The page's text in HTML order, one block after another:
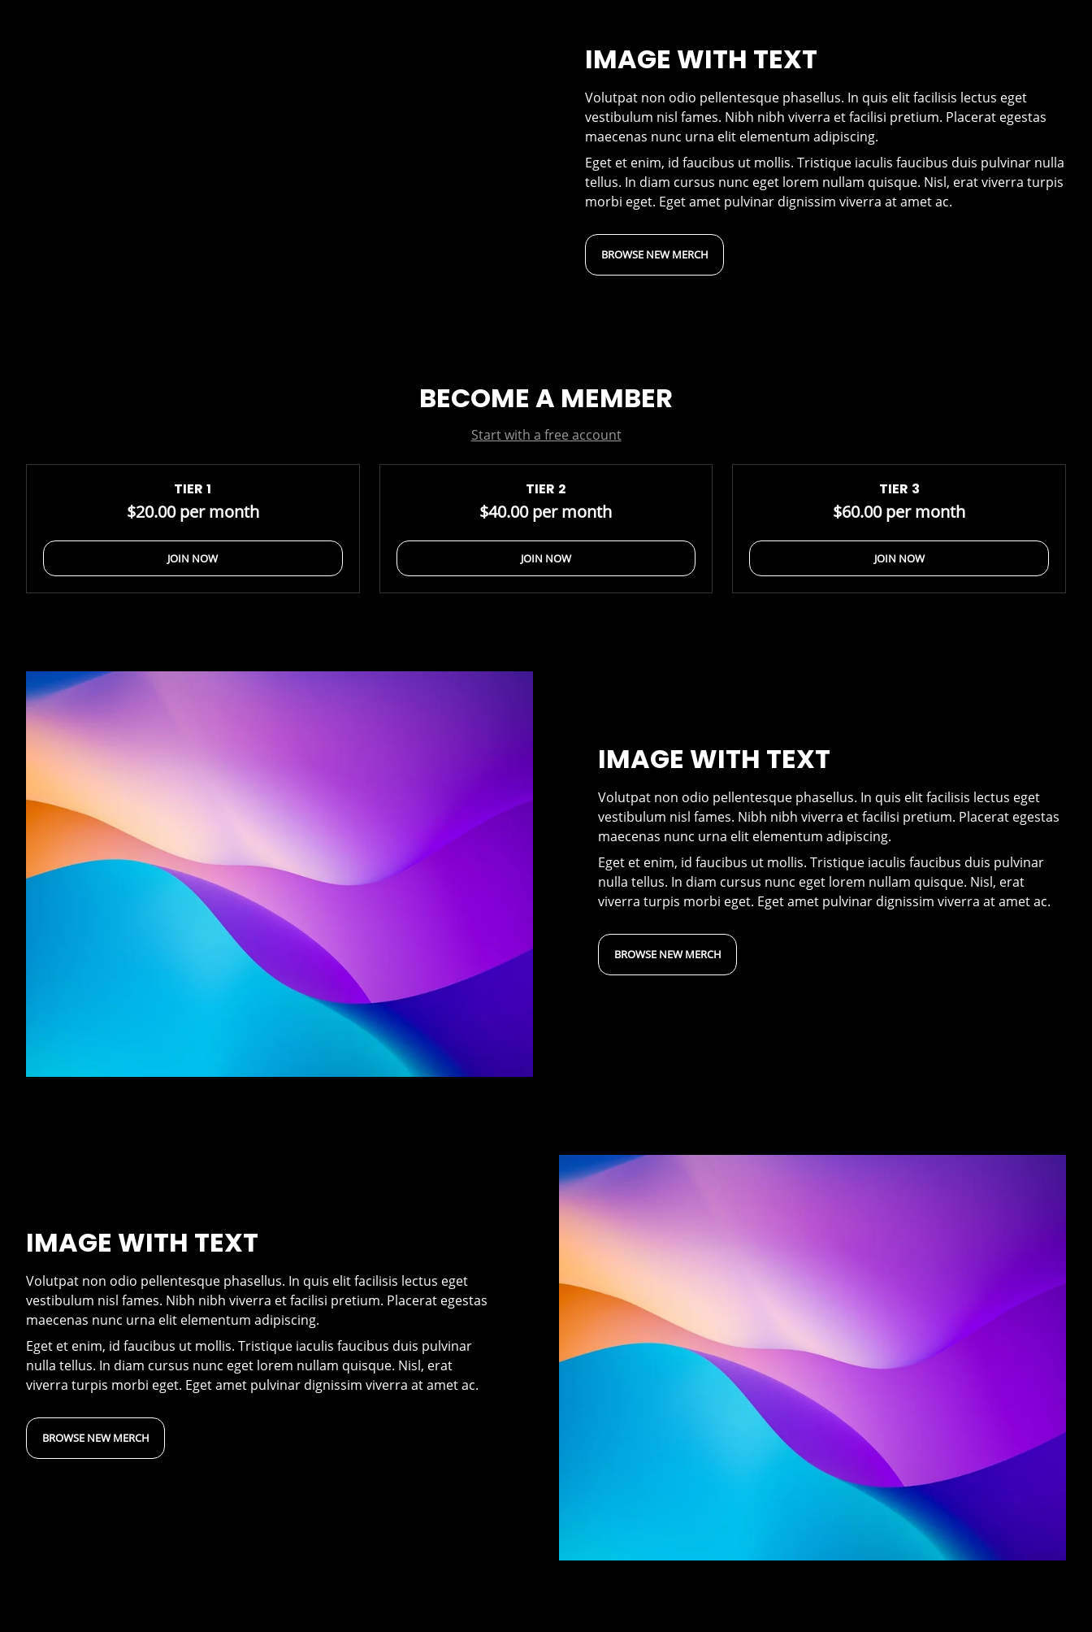
IMAGE WITH TEXT
Volutpat non odio pellentesque phasellus. In quis elit facilisis lectus eget
vestibulum nisl fames. Nibh nibh viverra et facilisi pretium. Placerat egestas
maecenas nunc urna elit elementum adipiscing.
Eget et enim, id faucibus ut mollis. Tristique iaculis faucibus duis pulvinar nulla
tellus. In diam cursus nunc eget lorem nullam quisque. Nisl, erat viverra turpis
morbi eget. Eget amet pulvinar dignissim viverra at amet ac.
BROWSE NEW MERCH
BECOME A MEMBER
Start with a free account
TIER 1
$20.00 per month
JOIN NOW
TIER 2
$40.00 per month
JOIN NOW
TIER 3
$60.00 per month
JOIN NOW
IMAGE WITH TEXT
Volutpat non odio pellentesque phasellus. In quis elit facilisis lectus eget
vestibulum nisl fames. Nibh nibh viverra et facilisi pretium. Placerat egestas
maecenas nunc urna elit elementum adipiscing.
Eget et enim, id faucibus ut mollis. Tristique iaculis faucibus duis pulvinar
nulla tellus. In diam cursus nunc eget lorem nullam quisque. Nisl, erat
viverra turpis morbi eget. Eget amet pulvinar dignissim viverra at amet ac.
BROWSE NEW MERCH
IMAGE WITH TEXT
Volutpat non odio pellentesque phasellus. In quis elit facilisis lectus eget
vestibulum nisl fames. Nibh nibh viverra et facilisi pretium. Placerat egestas
maecenas nunc urna elit elementum adipiscing.
Eget et enim, id faucibus ut mollis. Tristique iaculis faucibus duis pulvinar
nulla tellus. In diam cursus nunc eget lorem nullam quisque. Nisl, erat
viverra turpis morbi eget. Eget amet pulvinar dignissim viverra at amet ac.
BROWSE NEW MERCH